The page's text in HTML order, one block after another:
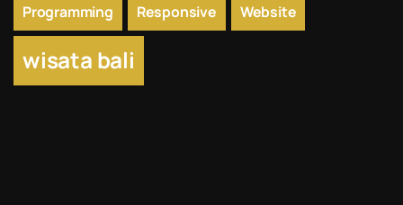
Programming Responsive Website
wisata bali